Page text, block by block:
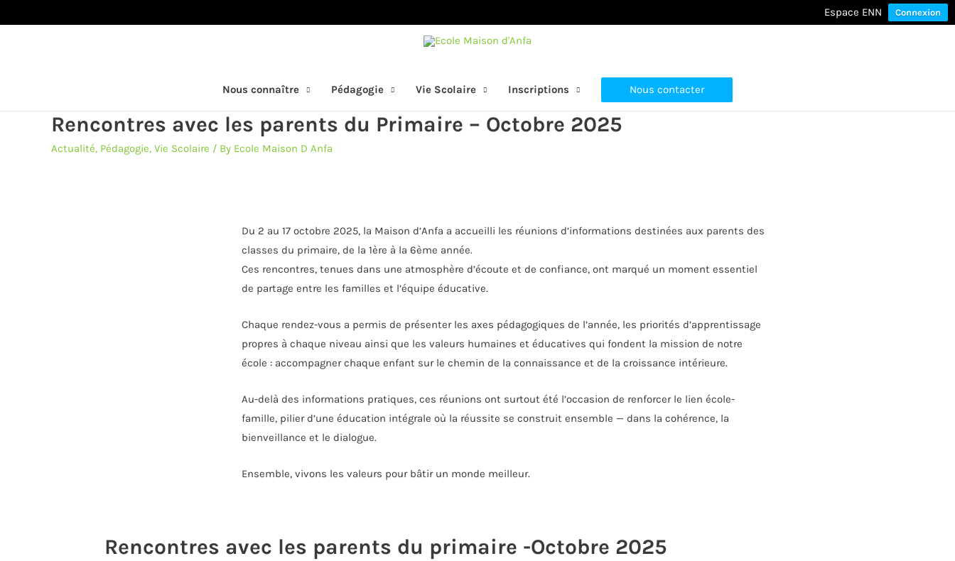
Espace ENN Connexion
Nous connaître Pédagogie Vie Scolaire Inscriptions Nous contacter
Rencontres avec les parents du Primaire – Octobre 2025
Actualité, Pédagogie, Vie Scolaire / By Ecole Maison D Anfa
Du 2 au 17 octobre 2025, la Maison d’Anfa a accueilli les réunions d’informations destinées aux parents des
classes du primaire, de la 1ère à la 6ème année.
Ces rencontres, tenues dans une atmosphère d’écoute et de confiance, ont marqué un moment essentiel
de partage entre les familles et l’équipe éducative.
Chaque rendez-vous a permis de présenter les axes pédagogiques de l’année, les priorités d’apprentissage
propres à chaque niveau ainsi que les valeurs humaines et éducatives qui fondent la mission de notre
école : accompagner chaque enfant sur le chemin de la connaissance et de la croissance intérieure.
Au-delà des informations pratiques, ces réunions ont surtout été l’occasion de renforcer le lien école-
famille, pilier d’une éducation intégrale où la réussite se construit ensemble — dans la cohérence, la
bienveillance et le dialogue.
Ensemble, vivons les valeurs pour bâtir un monde meilleur.
Rencontres avec les parents du primaire -Octobre 2025